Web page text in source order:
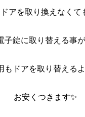
ドアを取り換えなくて
子錠に取り替える事
もドアを取り替える
お安くつきます✨